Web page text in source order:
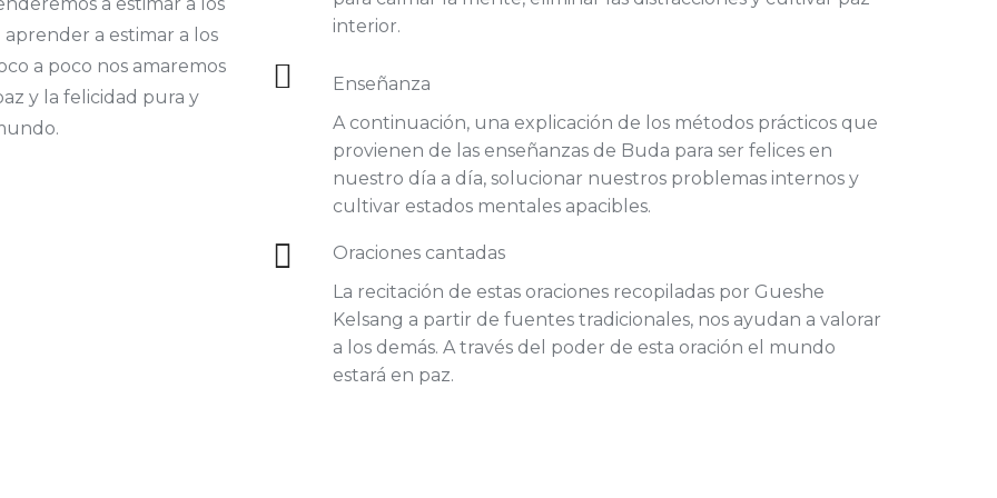
aprender a estimar a los
a poco nos amaremos
y la felicidad pura y
interior.
Enseñanza
A continuación, una explicación de los métodos prácticos que
provienen de las enseñanzas de Buda para ser felices en
nuestro día a día, solucionar nuestros problemas internos y
cultivar estados mentales apacibles.
Oraciones cantadas
La recitación de estas oraciones recopiladas por Gueshe
Kelsang a partir de fuentes tradicionales, nos ayudan a valorar
a los demás. A través del poder de esta oración el mundo
estará en paz.